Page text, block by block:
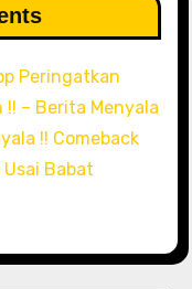
Peringatkan
– Berita Menyala
!! Comeback
Babat